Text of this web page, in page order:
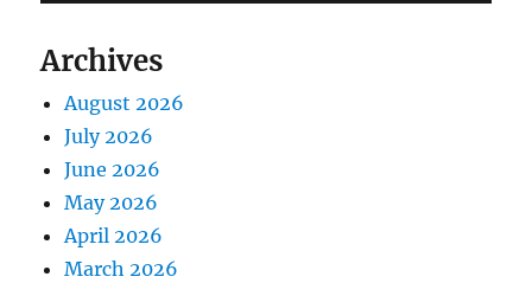
Archives
August 2026
July 2026
June 2026
May 2026
April 2026
March 2026